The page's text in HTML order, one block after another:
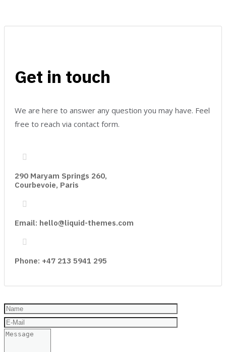
Get in touch
We are here to answer any question you may have. Feel
free to reach via contact form.
290 Maryam Springs 260,
Courbevoie, Paris
Email: hello@liquid-themes.com
Phone: +47 213 5941 295